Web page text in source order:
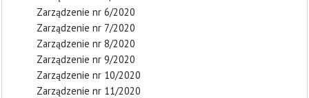
Zarządzenie nr 6/2020
Zarządzenie nr 7/2020
Zarządzenie nr 8/2020
Zarządzenie nr 9/2020
Zarządzenie nr 10/2020
Zarządzenie nr 11/2020